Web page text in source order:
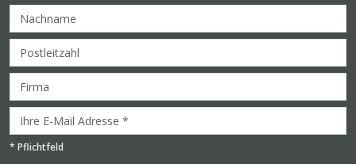
* Pflichtfeld